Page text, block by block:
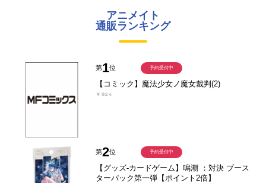
アニメイト
通販ランキング
第1位
【コミック】魔法少女ノ魔女裁判(2)
￥924
予約受付中
第2位
【グッズ-カードゲーム】鳴潮 ：対決 ブース
ターパック第一弾【ポイント2倍】
予約受付中